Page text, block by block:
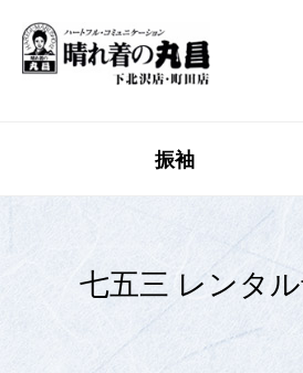
振袖
七五三 レンタ